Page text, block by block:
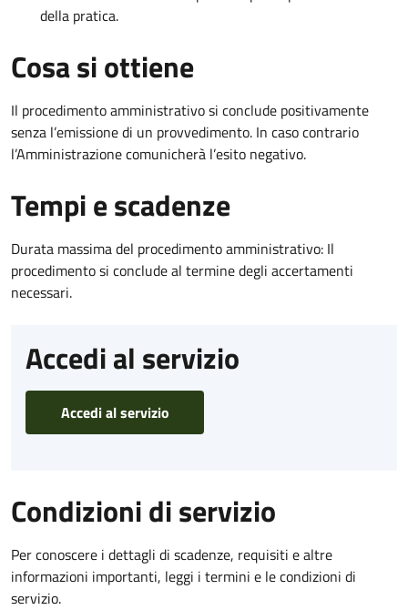
della pratica.
Cosa si ottiene
Il procedimento amministrativo si conclude positivamente
senza l’emissione di un provvedimento. In caso contrario
l’Amministrazione comunicherà l’esito negativo.
Tempi e scadenze
Durata massima del procedimento amministrativo: Il
procedimento si conclude al termine degli accertamenti
necessari.
Accedi al servizio
Accedi al servizio
Condizioni di servizio
Per conoscere i dettagli di scadenze, requisiti e altre
informazioni importanti, leggi i termini e le condizioni di
servizio.